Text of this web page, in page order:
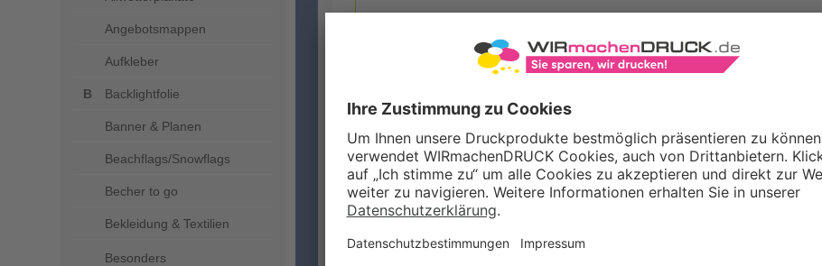
Angebotsmappen
Aufkleber
Backlightfolie
Banner & Planen
Beachflags/Snowflags
Becher to go
Bekleidung & Textilien
Besonders
Gestaltungsservice
Unser Kreativteam gestaltet Druckdaten, Logos etc. nach Ihren Wünschen.
ZUSATZOPTIONEN
Qualitätskontrolle (von Experten empf.)